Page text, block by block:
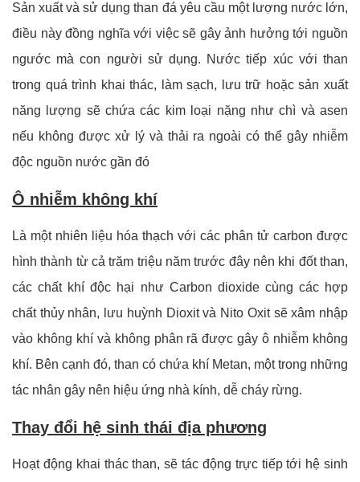
Sản xuất và sử dụng than đá yêu cầu một lượng nước lớn,
điều này đồng nghĩa với việc sẽ gây ảnh hưởng tới nguồn
ngước mà con người sử dụng. Nước tiếp xúc với than
trong quá trình khai thác, làm sạch, lưu trữ hoặc sản xuất
năng lượng sẽ chứa các kim loại nặng như chì và asen
nếu không được xử lý và thải ra ngoài có thể gây nhiễm
độc nguồn nước gần đó
Ô nhiễm không khí
Là một nhiên liệu hóa thạch với các phân tử carbon được
hình thành từ cả trăm triệu năm trước đây nên khi đốt than,
các chất khí độc hại như Carbon dioxide cùng các hợp
chất thủy nhân, lưu huỳnh Dioxit và Nito Oxit sẽ xâm nhập
vào không khí và không phân rã được gây ô nhiễm không
khí. Bên cạnh đó, than có chứa khí Metan, một trong những
tác nhân gây nên hiệu ứng nhà kính, dễ cháy rừng.
Thay đổi hệ sinh thái địa phương
Hoạt động khai thác than, sẽ tác động trực tiếp tới hệ sinh